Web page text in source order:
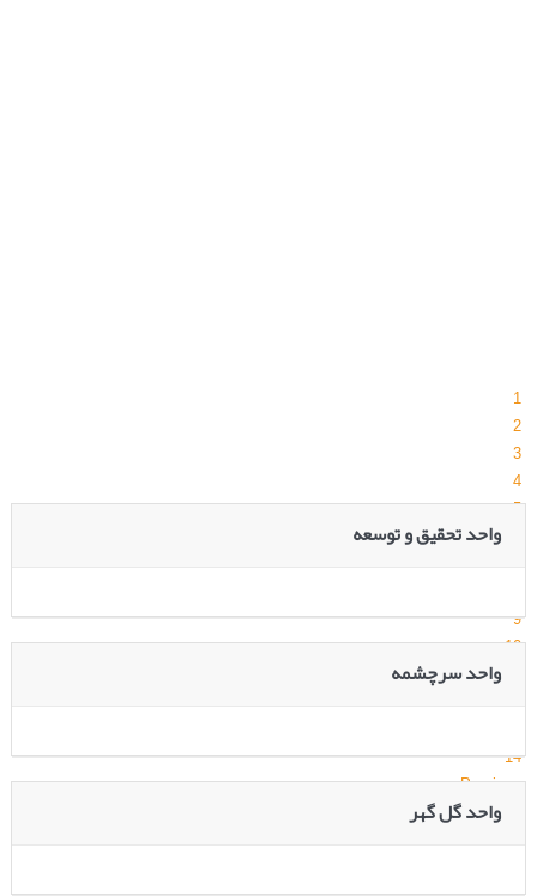
1
2
3
4
9
14
Next
واحد تحقیق و توسعه
واحد سرچشمه
واحد گل گهر